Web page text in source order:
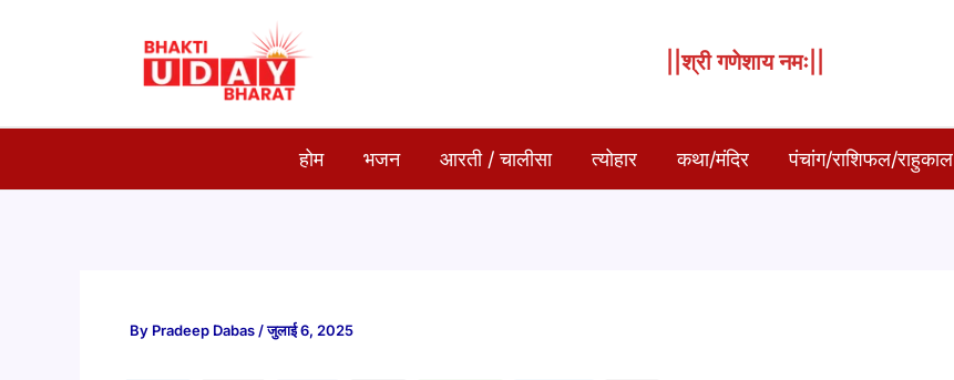
||श्री गणेशाय नमः||
होम भजन आरती / चालीसा त्योहार कथा/मंदिर पंचांग/राशिफल/राहुकाल
By Pradeep Dabas /जुलाई 6, 2025